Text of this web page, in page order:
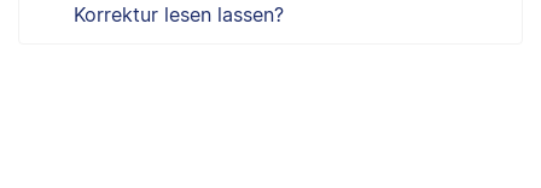
Korrektur lesen lassen?